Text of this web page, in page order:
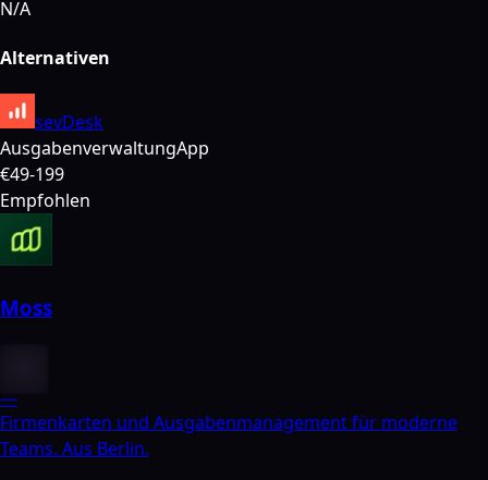
N/A
Alternativen
sevDesk
AusgabenverwaltungApp
€49-199
Empfohlen
Moss
—
Firmenkarten und Ausgabenmanagement für moderne
Teams. Aus Berlin.